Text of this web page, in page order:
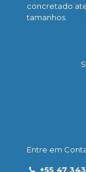
concretado
tamanhos.
Entre em
+55 47